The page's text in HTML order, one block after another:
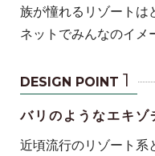
族が憧れるリゾートは
ネットでみんなのイメ
DESIGN POINT 1
バリのようなエキゾ
近頃流行のリゾート系